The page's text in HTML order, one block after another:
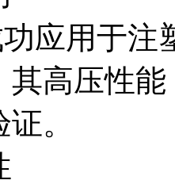
应用于注
高压性
。